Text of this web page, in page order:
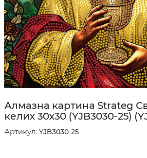
Алмазна картина Strateg
келих 30х30 (YJB3030-25)
Артикул: YJB3030-25